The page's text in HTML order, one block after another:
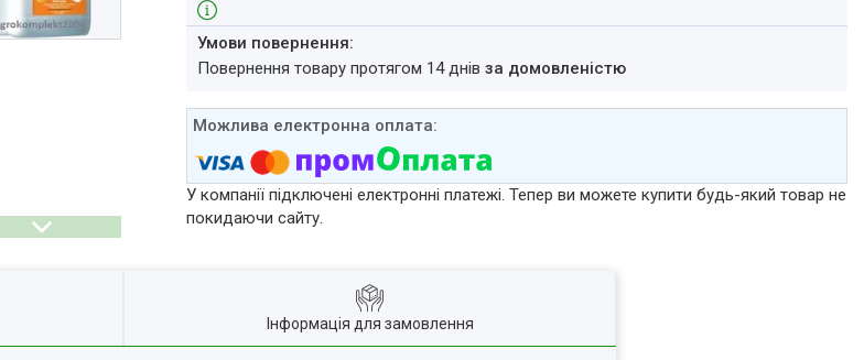
повернення товару протягом 14 днівза домовленістю
У компанії підключені електронні платежі. Тепер ви можете купити будь-який товар не
покидаючи сайту.
Інформація для замовлення